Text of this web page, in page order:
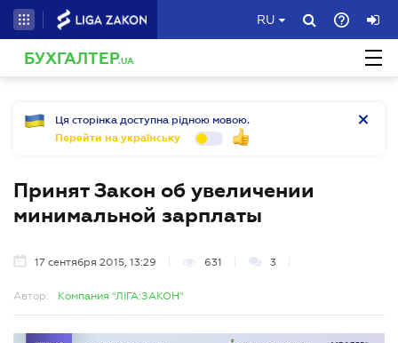
RU
БУХГАЛТЕР.UA
Ця сторінка доступна рідною мовою.
Перейти на українську
Принят Закон об увеличении
минимальной зарплаты
17 сентября 2015, 13:29 631 3
Автор: Компания "ЛІГА:ЗАКОН"